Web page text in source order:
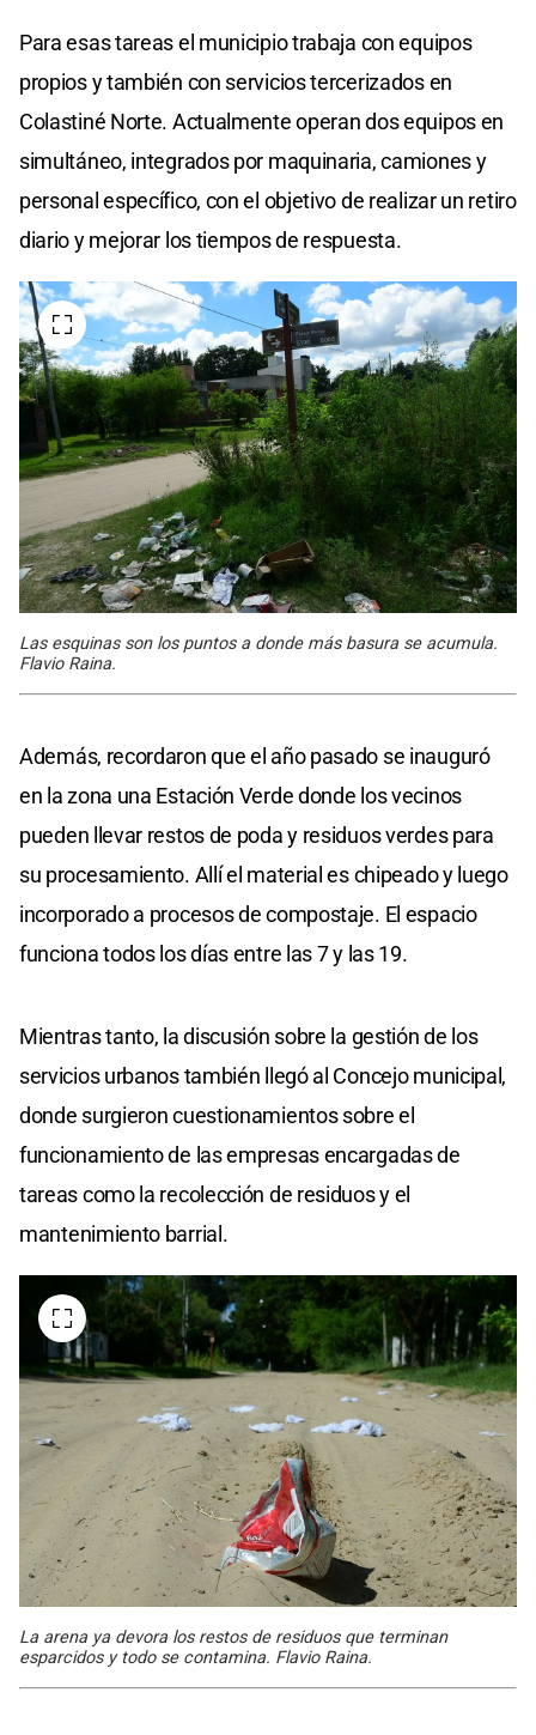
Para esas tareas el municipio trabaja con equipos
propios y también con servicios tercerizados en
Colastiné Norte. Actualmente operan dos equipos en
simultáneo, integrados por maquinaria, camiones y
personal específico, con el objetivo de realizar un retiro
diario y mejorar los tiempos de respuesta.
Las esquinas son los puntos a donde más basura se acumula.
Flavio Raina.
Además, recordaron que el año pasado se inauguró
en la zona una Estación Verde donde los vecinos
pueden llevar restos de poda y residuos verdes para
su procesamiento. Allí el material es chipeado y luego
incorporado a procesos de compostaje. El espacio
funciona todos los días entre las 7 y las 19.
Mientras tanto, la discusión sobre la gestión de los
servicios urbanos también llegó al Concejo municipal,
donde surgieron cuestionamientos sobre el
funcionamiento de las empresas encargadas de
tareas como la recolección de residuos y el
mantenimiento barrial.
La arena ya devora los restos de residuos que terminan
esparcidos y todo se contamina. Flavio Raina.